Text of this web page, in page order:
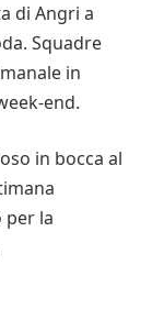
di Angri a
Squadre
in
end.
in bocca al
per la